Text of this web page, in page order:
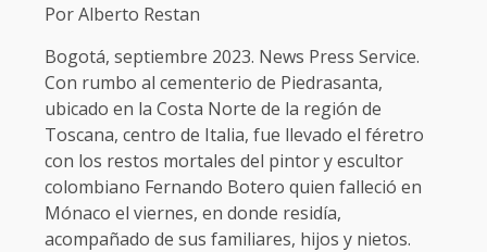
Por Alberto Restan
Bogotá, septiembre 2023. News Press Service.
Con rumbo al cementerio de Piedrasanta,
ubicado en la Costa Norte de la región de
Toscana, centro de Italia, fue llevado el féretro
con los restos mortales del pintor y escultor
colombiano Fernando Botero quien falleció en
Mónaco el viernes, en donde residía,
acompañado de sus familiares, hijos y nietos.